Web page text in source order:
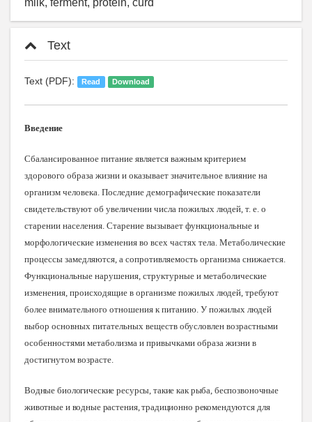
milk, ferment, protein, curd
Text
Text (PDF): Read Download
Введение
Сбалансированное питание является важным критерием
здорового образа жизни и оказывает значительное влияние на
организм человека. Последние демографические показатели
свидетельствуют об увеличении числа пожилых людей, т. е. о
старении населения. Старение вызывает функциональные и
морфологические изменения во всех частях тела. Метаболические
процессы замедляются, а сопротивляемость организма снижается.
Функциональные нарушения, структурные и метаболические
изменения, происходящие в организме пожилых людей, требуют
более внимательного отношения к питанию. У пожилых людей
выбор основных питательных веществ обусловлен возрастными
особенностями метаболизма и привычками образа жизни в
достигнутом возрасте.
Водные биологические ресурсы, такие как рыба, беспозвоночные
животные и водные растения, традиционно рекомендуются для